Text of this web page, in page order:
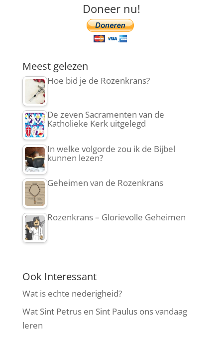
Doneer nu!
Meest gelezen
Hoe bid je de Rozenkrans?
De zeven Sacramenten van de
Katholieke Kerk uitgelegd
In welke volgorde zou ik de Bijbel
kunnen lezen?
Geheimen van de Rozenkrans
Rozenkrans – Glorievolle Geheimen
Ook Interessant
Wat is echte nederigheid?
Wat Sint Petrus en Sint Paulus ons vandaag
leren